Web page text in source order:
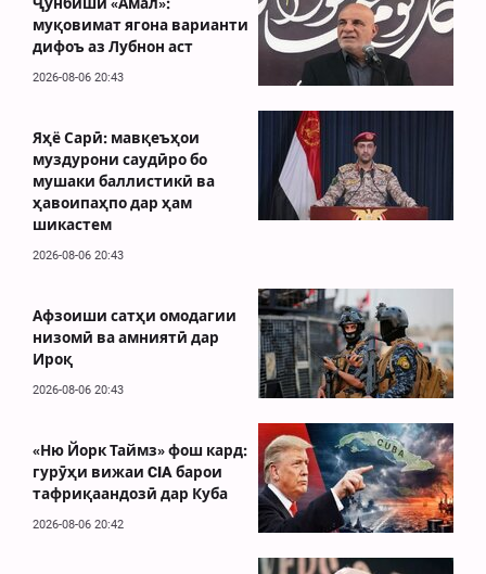
муқовимат ягона варианти
дифоъ аз Лубнон аст
2026-08-06 20:43
Яҳё Сарӣ: мавқеъҳои
муздурони саудӣро бо
мушаки баллистикӣ ва
ҳавоипаҳпо дар ҳам
шикастем
2026-08-06 20:43
Афзоиши сатҳи омодагии
низомӣ ва амниятӣ дар
Ироқ
2026-08-06 20:43
«Ню Йорк Таймз» фош кард:
гурӯҳи вижаи CIA барои
тафриқаандозӣ дар Куба
2026-08-06 20:42